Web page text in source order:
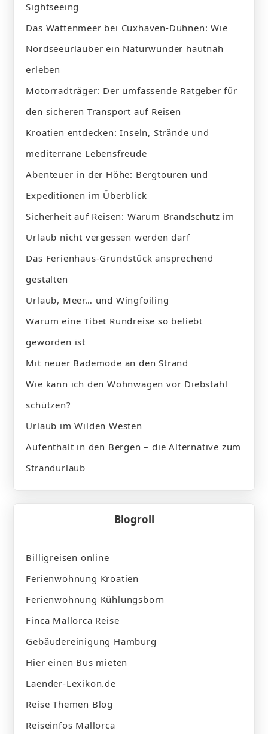
Sightseeing
Das Wattenmeer bei Cuxhaven-Duhnen: Wie
Nordseeurlauber ein Naturwunder hautnah
erleben
Motorradträger: Der umfassende Ratgeber für
den sicheren Transport auf Reisen
Kroatien entdecken: Inseln, Strände und
mediterrane Lebensfreude
Abenteuer in der Höhe: Bergtouren und
Expeditionen im Überblick
Sicherheit auf Reisen: Warum Brandschutz im
Urlaub nicht vergessen werden darf
Das Ferienhaus-Grundstück ansprechend
gestalten
Urlaub, Meer… und Wingfoiling
Warum eine Tibet Rundreise so beliebt
geworden ist
Mit neuer Bademode an den Strand
Wie kann ich den Wohnwagen vor Diebstahl
schützen?
Urlaub im Wilden Westen
Aufenthalt in den Bergen – die Alternative zum
Strandurlaub
Blogroll
Billigreisen online
Ferienwohnung Kroatien
Ferienwohnung Kühlungsborn
Finca Mallorca Reise
Gebäudereinigung Hamburg
Hier einen Bus mieten
Laender-Lexikon.de
Reise Themen Blog
Reiseinfos Mallorca